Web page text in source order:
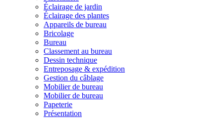
Éclairage de jardin
Éclairage des plantes
Appareils de bureau
Bricolage
Bureau
Classement au bureau
Dessin technique
Entreposage & expédition
Gestion du câblage
Mobilier de bureau
Mobilier de bureau
Papeterie
Présentation